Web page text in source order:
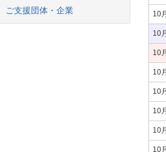
ご支援団体・企業 10
10
10
10
10
10
10
10